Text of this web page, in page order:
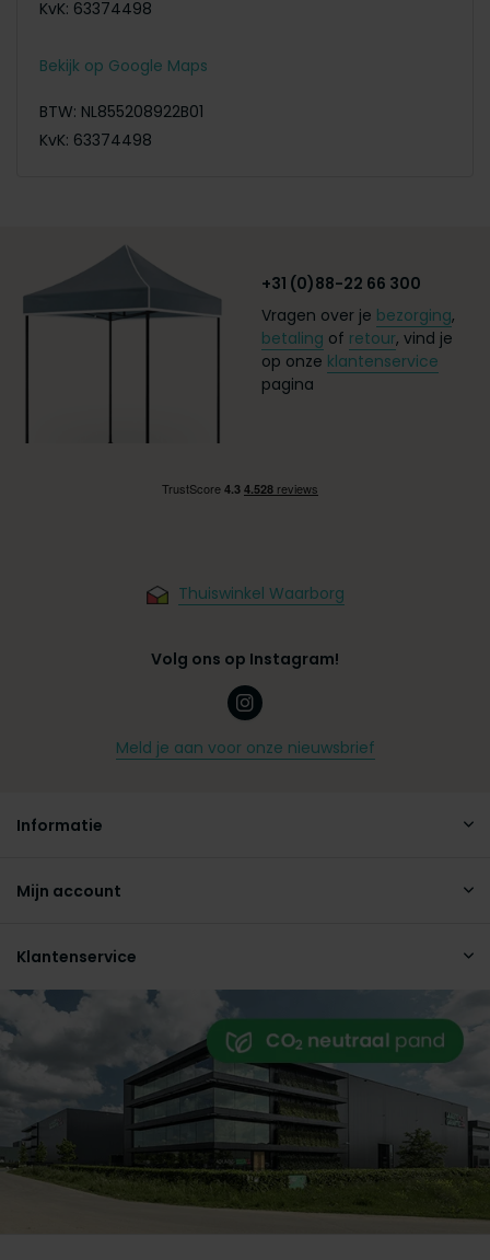
KvK: 63374498
Bekijk op Google Maps
BTW: NL855208922B01
KvK: 63374498
+31 (0)88-22 66 300
Vragen over je bezorging,
betaling of retour, vind je
op onze klantenservice
pagina
Thuiswinkel Waarborg
Volg ons op Instagram!
Meld je aan voor onze nieuwsbrief
Informatie
Mijn account
Klantenservice